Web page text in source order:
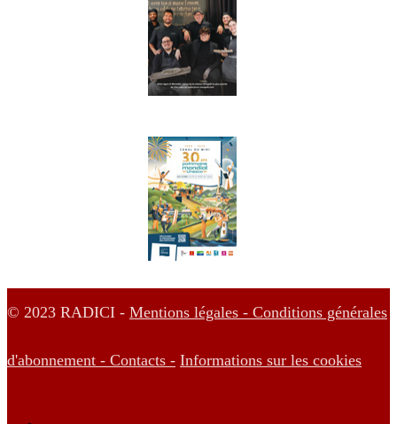
© 2023 RADICI - Mentions légales - Conditions générales
d'abonnement - Contacts - Informations sur les cookies